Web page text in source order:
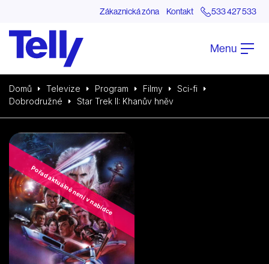
Zákaznická zóna Kontakt 533 427 533
Menu
Domů Televize Program Filmy
Sci-fi
Dobrodružné
Star Trek II: Khanův hněv
Pořad aktuálně není v nabídce